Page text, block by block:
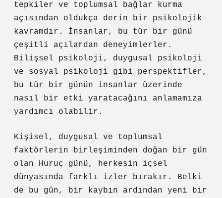
tepkiler ve toplumsal bağlar kurma
açısından oldukça derin bir psikolojik
kavramdır. İnsanlar, bu tür bir günü
çeşitli açılardan deneyimlerler.
Bilişsel psikoloji, duygusal psikoloji
ve sosyal psikoloji gibi perspektifler,
bu tür bir günün insanlar üzerinde
nasıl bir etki yaratacağını anlamamıza
yardımcı olabilir.
Kişisel, duygusal ve toplumsal
faktörlerin birleşiminden doğan bir gün
olan Huruç günü, herkesin içsel
dünyasında farklı izler bırakır. Belki
de bu gün, bir kaybın ardından yeni bir